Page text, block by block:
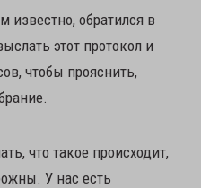
известно, обратился в
этот протокол и
чтобы прояснить,
что такое происходит,
У нас есть